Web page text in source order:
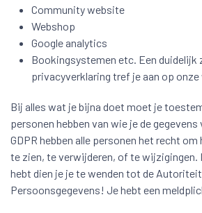
Community website
Webshop
Google analytics
Bookingsystemen etc. Een duidelijk
privacyverklaring tref je aan op
Bij alles wat je bijna doet moet je
personen hebben van wie je de
GDPR hebben alle personen het recht om
te zien, te verwijderen, of te wijzigingen.
hebt dien je je te wenden tot de Autoriteit
Persoonsgegevens! Je hebt een